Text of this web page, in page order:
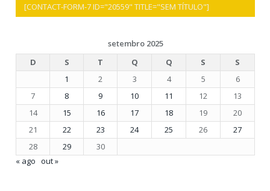
[CONTACT-FORM-7 ID="20559" TITLE="SEM TÍTULO"]
setembro 2025
D
S T Q Q S
S
1
2 3 4 5
6
7
8 9 10 11 12
13
14
15 16 17 18 19
20
21
22 23 24 25 26
27
28
29
30
« ago out »